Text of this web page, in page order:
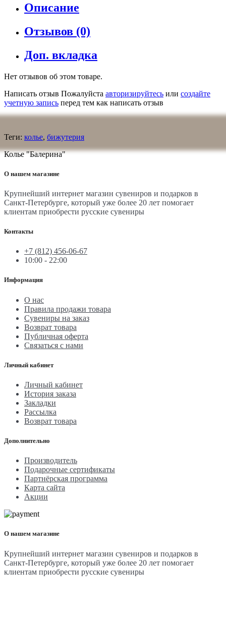
Описание
Отзывов (0)
Доп. вкладка
Нет отзывов об этом товаре.
Написать отзыв Пожалуйста авторизируйтесь или создайте
учетную запись перед тем как написать отзыв
Теги: колье, бижутерия
Колье "Балерина"
О нашем магазине
Крупнейший интернет магазин сувениров и подарков в
Санкт-Петербурге, который уже более 20 лет помогает
клиентам приобрести русские сувениры
Контакты
+7 (812) 456-06-67
10:00 - 22:00
Информация
О нас
Правила продажи товара
Сувениры на заказ
Возврат товара
Публичная оферта
Связаться с нами
Личный кабинет
Личный кабинет
История заказа
Закладки
Рассылка
Возврат товара
Дополнительно
Производитель
Подарочные сертификаты
Партнёрская программа
Карта сайта
Акции
О нашем магазине
Крупнейший интернет магазин сувениров и подарков в
Санкт-Петербурге, который уже более 20 лет помогает
клиентам приобрести русские сувениры